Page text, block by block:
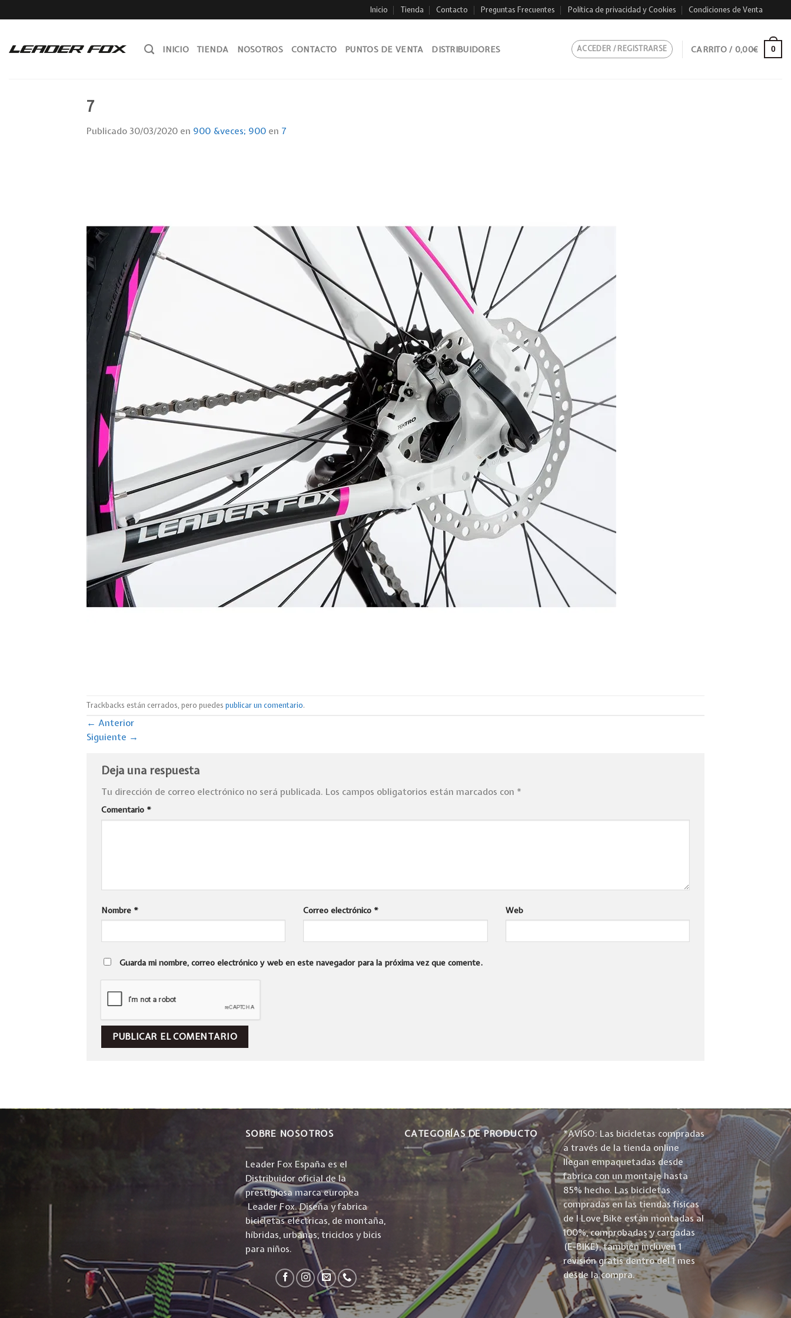
to
Inicio Tienda Contacto Preguntas Frecuentes Política de privacidad y Cookies Condiciones de Venta
INICIO TIENDA NOSOTROS CONTACTO PUNTOS DE VENTA DISTRIBUIDORES ACCEDER / REGISTRARSE CARRITO / 0,00€ 0
7
Publicado30/03/2020 en 900 &veces; 900 en 7
Trackbacks están cerrados, pero puedes publicar un comentario.
← Anterior
Siguiente →
Deja una respuesta
Tu dirección de correo electrónico no será publicada. Los campos obligatorios están marcados con *
Comentario *
Nombre * Correo electrónico * Web
Guarda mi nombre, correo electrónico y web en este navegador para la próxima vez que comente.
SOBRE NOSOTROS
Leader Fox España es el
Distribuidor oficial de la
prestigiosa marca europea
Leader Fox. Diseña y fabrica
bicicletas eléctricas, de montaña,
híbridas, urbanas, triciclos y bicis
para niños.
CATEGORÍAS DE PRODUCTO
*AVISO: Las bicicletas compradas
a través de la tienda online
llegan empaquetadas desde
fabrica con un montaje hasta
85% hecho. Las bicicletas
compradas en las tiendas físicas
de I Love Bike están montadas al
100%, comprobadas y cargadas
(E-BIKE), también incluyen 1
revisión gratis dentro del 1 mes
desde la compra.